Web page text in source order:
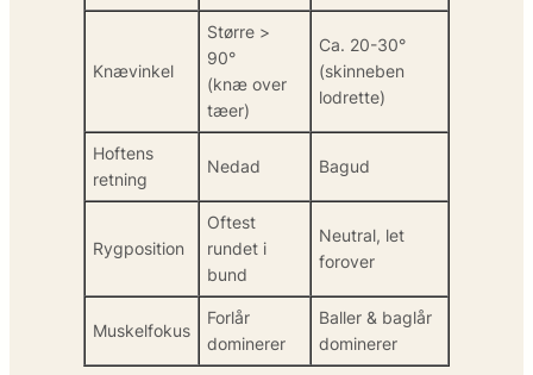
Knævinkel
Større >
90°
(knæ over
tæer)
Ca. 20-30°
(skinneben
lodrette)
Hoftens
retning
Nedad Bagud
Rygposition
Oftest
rundet i
bund
Neutral, let
forover
Muskelfokus
Forlår
dominerer
Baller & baglår
dominerer